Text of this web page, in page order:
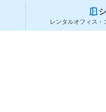
レンタルオフィス